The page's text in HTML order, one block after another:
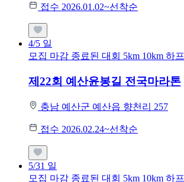
접수 2026.01.02~선착순
4/5 일
모집 마감 종료된 대회 5km 10km 하프
제22회 예산윤봉길 전국마라톤
충남 예산군 예산읍 향천리 257
접수 2026.02.24~선착순
5/31 일
모집 마감 종료된 대회 5km 10km 하프